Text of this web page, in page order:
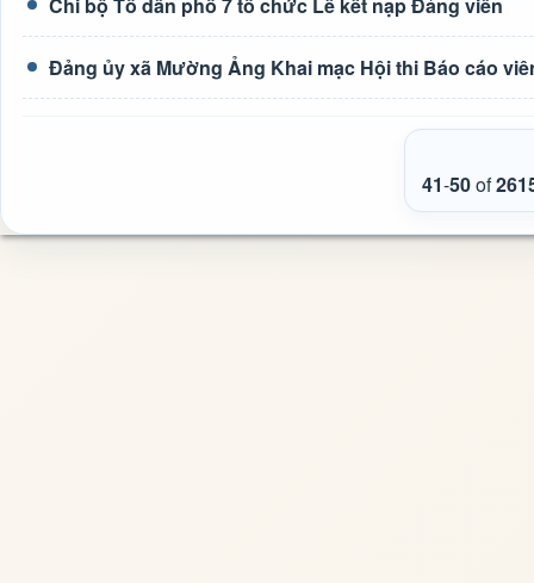
Đảng ủy xã Mường Ảng Khai mạc Hội thi Báo cáo
41-50of